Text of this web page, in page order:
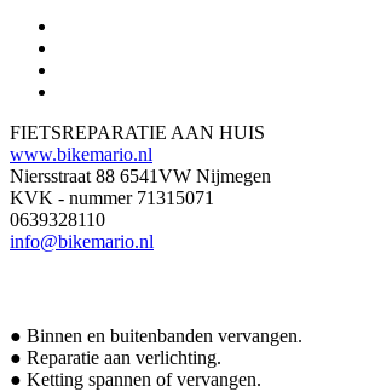
FIETSREPARATIE AAN HUIS
www.bikemario.nl
Niersstraat 88 6541VW Nijmegen
KVK - nummer 71315071
0639328110
info@bikemario.nl
● Binnen en buitenbanden vervangen.
● Reparatie aan verlichting.
● Ketting spannen of vervangen.